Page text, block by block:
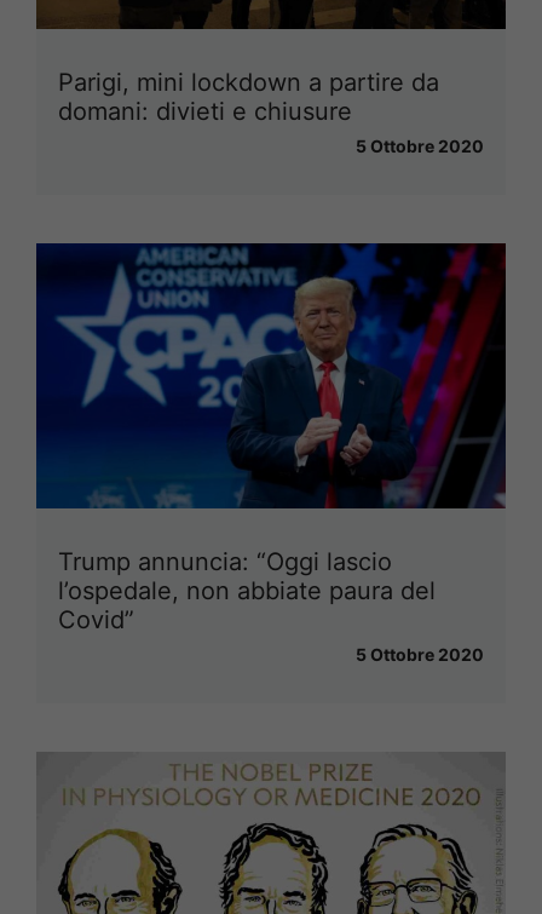
Parigi, mini lockdown a partire da
domani: divieti e chiusure
5 Ottobre 2020
Trump annuncia: “Oggi lascio
l’ospedale, non abbiate paura del
Covid”
5 Ottobre 2020